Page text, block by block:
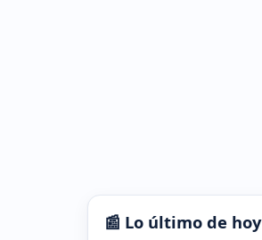
📰 Lo último de hoy